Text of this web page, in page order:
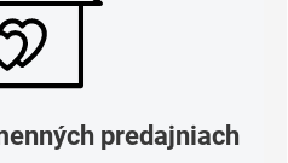
predajniach